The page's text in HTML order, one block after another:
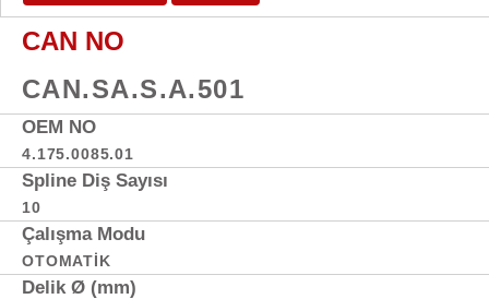
CAN NO
CAN.SA.S.A.501
OEM NO
4.175.0085.01
Spline Diş Sayısı
10
Çalışma Modu
OTOMATIK
Delik Ø (mm)